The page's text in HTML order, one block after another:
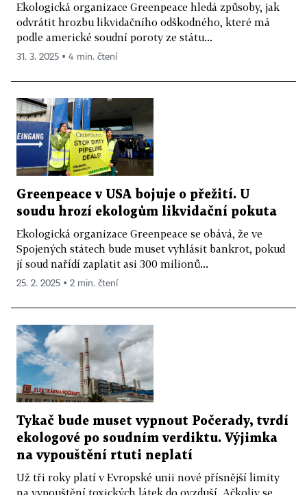
Ekologická organizace Greenpeace hledá způsoby, jak
odvrátit hrozbu likvidačního odškodného, které má
podle americké soudní poroty ze státu...
31. 3. 2025 ▪ 4 min. čtení
Greenpeace v USA bojuje o přežití. U
soudu hrozí ekologům likvidační pokuta
Ekologická organizace Greenpeace se obává, že ve
Spojených státech bude muset vyhlásit bankrot, pokud
jí soud nařídí zaplatit asi 300 milionů...
25. 2. 2025 ▪ 2 min. čtení
Tykač bude muset vypnout Počerady, tvrdí
ekologové po soudním verdiktu. Výjimka
na vypouštění rtuti neplatí
Už tři roky platí v Evropské unii nové přísnější limity
na vypouštění toxických látek do ovzduší. Ačkoliv se